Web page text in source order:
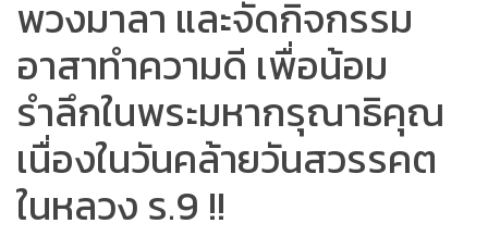
พวงมาลา และจัดกิจกรรม
อาสาทำความดี เพื่อน้อม
รำลึกในพระมหากรุณาธิคุณ
เนื่องในวันคล้ายวันสวรรคต
ในหลวง ร.9 !!